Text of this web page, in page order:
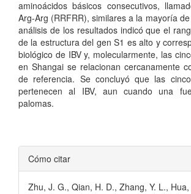
aminoácidos básicos consecutivos,
Arg-Arg (RRFRR), similares a la mayoría de
análisis de los resultados indicó que el
de la estructura del gen S1 es alto y
biológico de IBV y, molecularmente, las
en Shangai se relacionan cercanamente
de referencia. Se concluyó que las
pertenecen al IBV, aun cuando una
palomas.
Detalles
del
Cómo citar
Zhu, J. G., Qian, H. D., Zhang, Y. L.,